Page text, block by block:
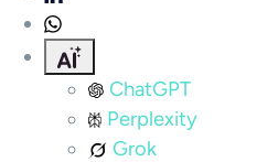
ChatGPT
Perplexity
Grok